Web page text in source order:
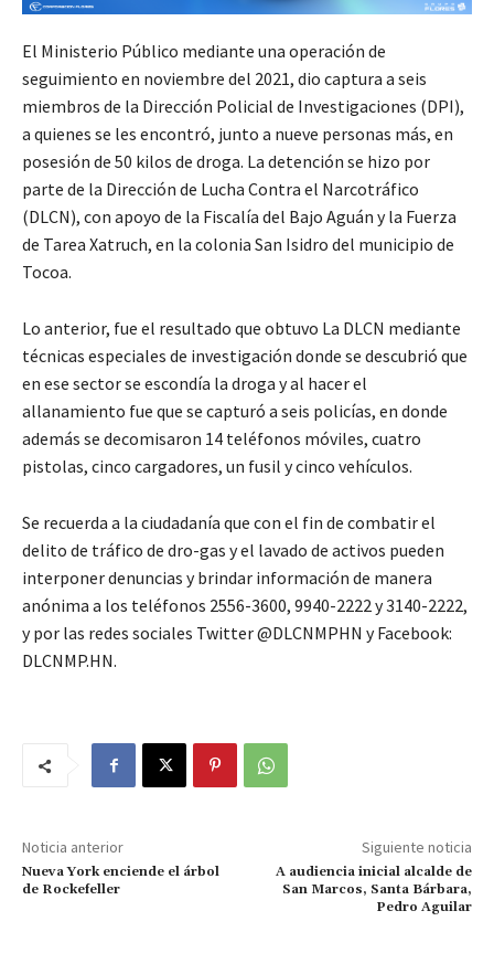
El Ministerio Público mediante una operación de
seguimiento en noviembre del 2021, dio captura a seis
miembros de la Dirección Policial de Investigaciones (DPI),
a quienes se les encontró, junto a nueve personas más, en
posesión de 50 kilos de droga. La detención se hizo por
parte de la Dirección de Lucha Contra el Narcotráfico
(DLCN), con apoyo de la Fiscalía del Bajo Aguán y la Fuerza
de Tarea Xatruch, en la colonia San Isidro del municipio de
Tocoa.
Lo anterior, fue el resultado que obtuvo La DLCN mediante
técnicas especiales de investigación donde se descubrió que
en ese sector se escondía la droga y al hacer el
allanamiento fue que se capturó a seis policías, en donde
además se decomisaron 14 teléfonos móviles, cuatro
pistolas, cinco cargadores, un fusil y cinco vehículos.
Se recuerda a la ciudadanía que con el fin de combatir el
delito de tráfico de dro-gas y el lavado de activos pueden
interponer denuncias y brindar información de manera
anónima a los teléfonos 2556-3600, 9940-2222 y 3140-2222,
y por las redes sociales Twitter @DLCNMPHN y Facebook:
DLCNMP.HN.
Noticia anterior
Nueva York enciende el árbol
de Rockefeller
Siguiente noticia
A audiencia inicial alcalde de
San Marcos, Santa Bárbara,
Pedro Aguilar